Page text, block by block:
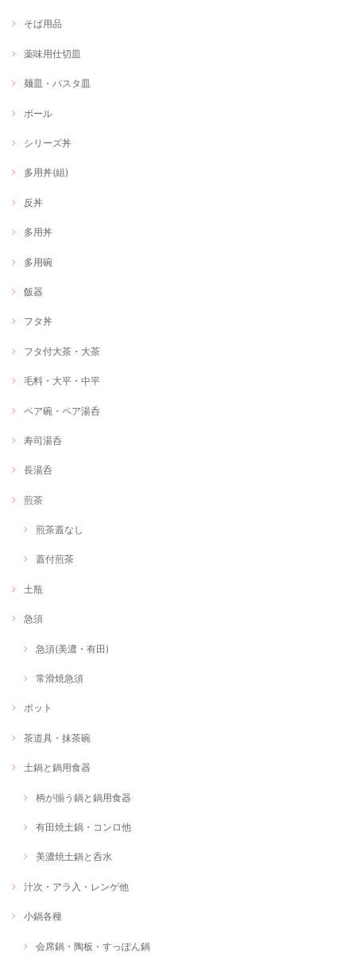
そば用品
薬味用仕切皿
麺皿・パスタ皿
ボール
シリーズ丼
多用丼(組)
反丼
多用丼
多用碗
飯器
フタ丼
フタ付大茶・大茶
毛料・大平・中平
ペア碗・ペア湯呑
寿司湯呑
長湯呑
煎茶
煎茶蓋なし
蓋付煎茶
土瓶
急須
急須(美濃・有田)
常滑焼急須
ポット
茶道具・抹茶碗
土鍋と鍋用食器
柄が揃う鍋と鍋用食器
有田焼土鍋・コンロ他
美濃焼土鍋と呑水
汁次・アラ入・レンゲ他
小鍋各種
会席鍋・陶板・すっぽん鍋